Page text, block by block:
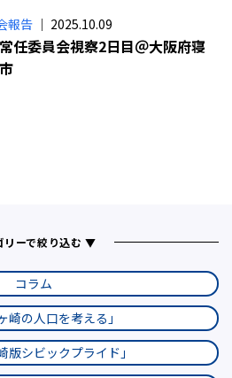
報告｜ 2025.10.09
任委員会視察2日目＠大阪府寝
リーで絞り込む ▼
コラム
崎の人口を考える」
版シビックプライド」